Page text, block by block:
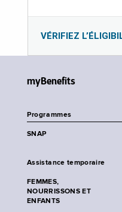
VÉRIFIEZ
myBenefits
Programmes
SNAP
Assistance temporaire
FEMMES,
NOURRISSONS ET
ENFANTS